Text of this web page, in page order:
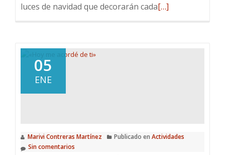
luces de navidad que decorarán cadaLeer
[…]
05
ENE
Marivi Contreras Martínez Publicado en Actividades
Sin comentarios